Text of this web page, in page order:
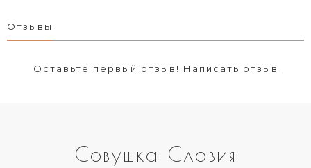
Отзывы
Оставьте первый отзыв! Написать отзыв
Совушка Славия